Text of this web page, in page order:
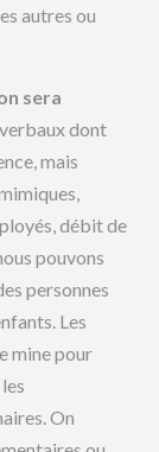
autres ou
sera
dont
mais
débit de
pouvons
personnes
Les
mine pour
On